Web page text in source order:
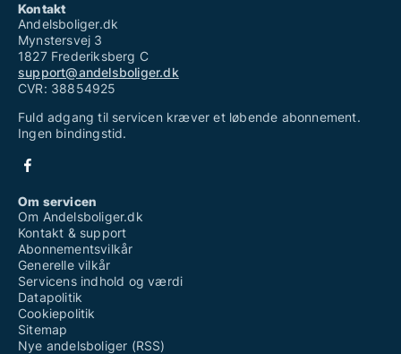
Kontakt
Andelsboliger.dk
Mynstersvej 3
1827 Frederiksberg C
support@andelsboliger.dk
CVR: 38854925
Fuld adgang til servicen kræver et løbende abonnement.
Ingen bindingstid.
Om servicen
Om Andelsboliger.dk
Kontakt & support
Abonnementsvilkår
Generelle vilkår
Servicens indhold og værdi
Datapolitik
Cookiepolitik
Sitemap
Nye andelsboliger (RSS)